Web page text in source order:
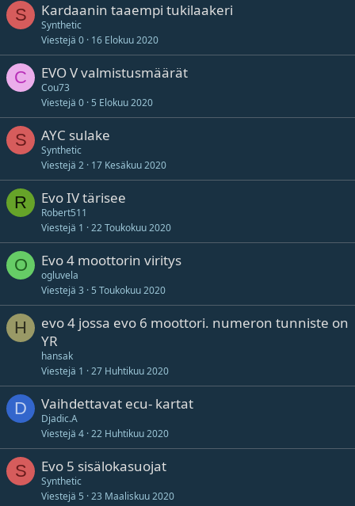
S Kardaanin taaempi tukilaakeri
Synthetic
Viestejä 0 16 Elokuu 2020
C EVO V valmistusmäärät
Cou73
Viestejä 0 5 Elokuu 2020
S AYC sulake
Synthetic
Viestejä 2 17 Kesäkuu 2020
R Evo IV tärisee
Robert511
Viestejä 1 22 Toukokuu 2020
O Evo 4 moottorin viritys
ogluvela
Viestejä 3 5 Toukokuu 2020
H
evo 4 jossa evo 6 moottori. numeron tunniste on
YR
hansak
Viestejä 1 27 Huhtikuu 2020
D Vaihdettavat ecu- kartat
Djadic.A
Viestejä 4 22 Huhtikuu 2020
S Evo 5 sisälokasuojat
Synthetic
Viestejä 5 23 Maaliskuu 2020